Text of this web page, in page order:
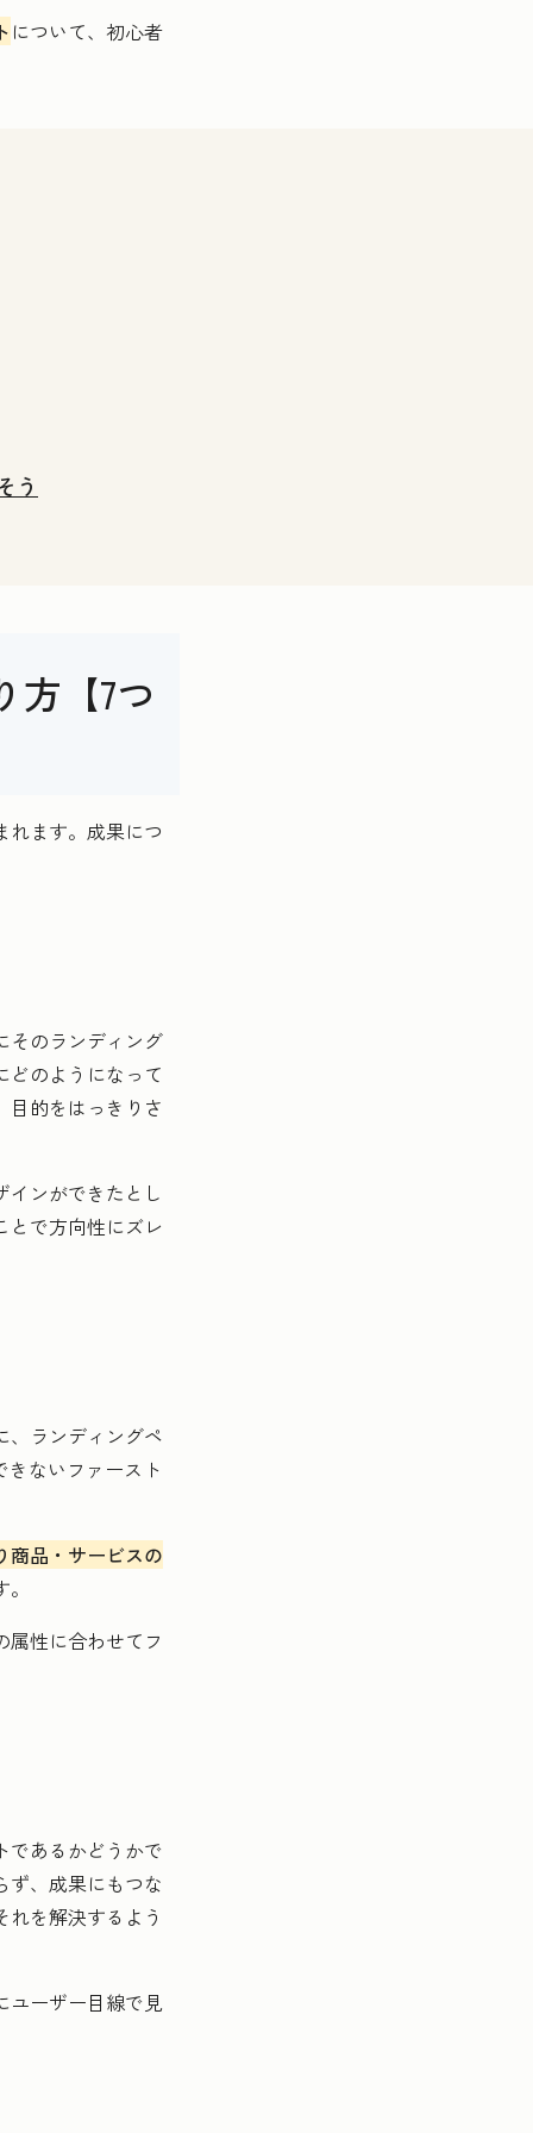
について、初心者
う
方【7つ
れます。成果につ
そのランディング
どのようになって
目的をはっきりさ
ンができたとし
とで方向性にズレ
、ランディングペ
きないファースト
商品・サービスの
性に合わせてフ
であるかどうかで
ず、成果にもつな
を解決するよう
ユーザー目線で見